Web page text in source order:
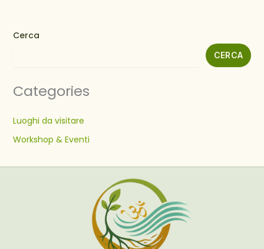
Milano
Cerca
CERCA
Categories
Luoghi da visitare
Workshop & Eventi